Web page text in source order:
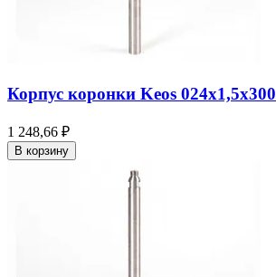
Корпус коронки Keos 024x1,5x300
1 248,66 ₽
В корзину